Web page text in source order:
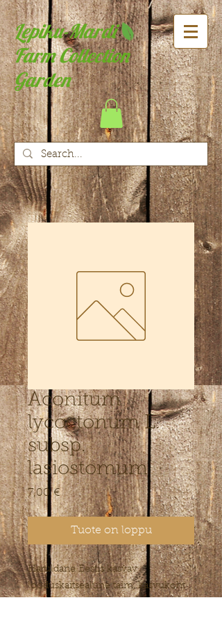
Lepiku-Mardi
Farm Collection
Garden
Aconitum
lycoctonum L.
subsp.
lasiostomum
7,00 €Hinta
Tuote on loppu
Haruldane Eestis kasvav
looduskaitsealune taim, kasvukoht